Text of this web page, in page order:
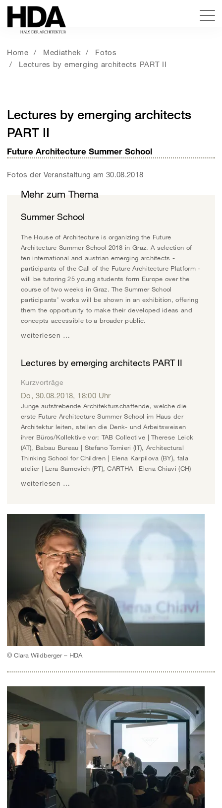
Home Mediathek
Fotos
Lectures by emerging architects PART II
Lectures by emerging architects
PART II
Future Architecture Summer School
Fotos der Veranstaltung am 30.08.2018
Mehr zum Thema
Summer School
The House of Architecture is organizing the Future
Architecture Summer School 2018 in Graz. A selection of
ten international and austrian emerging architects -
participants of the Call of the Future Architecture Platform -
will be tutoring 25 young students form Europe over the
course of two weeks in Graz. The Summer School
participants’ works will be shown in an exhibition, offering
them the opportunity to make their developed ideas and
concepts accessible to a broader public.
weiterlesen …
Lectures by emerging architects PART II
Kurzvorträge
Do, 30.08.2018, 18:00 Uhr
Junge aufstrebende Architekturschaffende, welche die
erste Future Architecture Summer School im Haus der
Architektur leiten, stellen die Denk- und Arbeitsweisen
ihrer Büros/Kollektive vor: TAB Collective | Therese Leick
(AT), Babau Bureau | Stefano Tornieri (IT), Architectural
Thinking School for Children | Elena Karpilova (BY), fala
atelier | Lera Samovich (PT), CARTHA | Elena Chiavi (CH)
weiterlesen …
© Clara Wildberger – HDA